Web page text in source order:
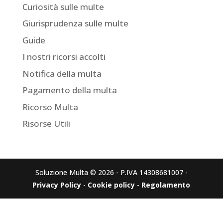
Curiosità sulle multe
Giurisprudenza sulle multe
Guide
I nostri ricorsi accolti
Notifica della multa
Pagamento della multa
Ricorso Multa
Risorse Utili
Soluzione Multa © 2026 - P.IVA 14308681007 -
Privacy Policy - Cookie policy - Regolamento